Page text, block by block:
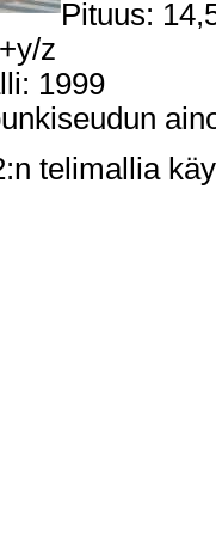
Pituus:
z
1999
telimallia